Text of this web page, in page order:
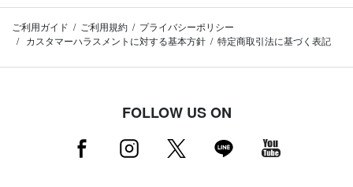
ご利用ガイド ご利用規約
プライバシーポリシー
カスタマーハラスメントに対する基本方針
特定商取引法に基づく表記
FOLLOW US ON